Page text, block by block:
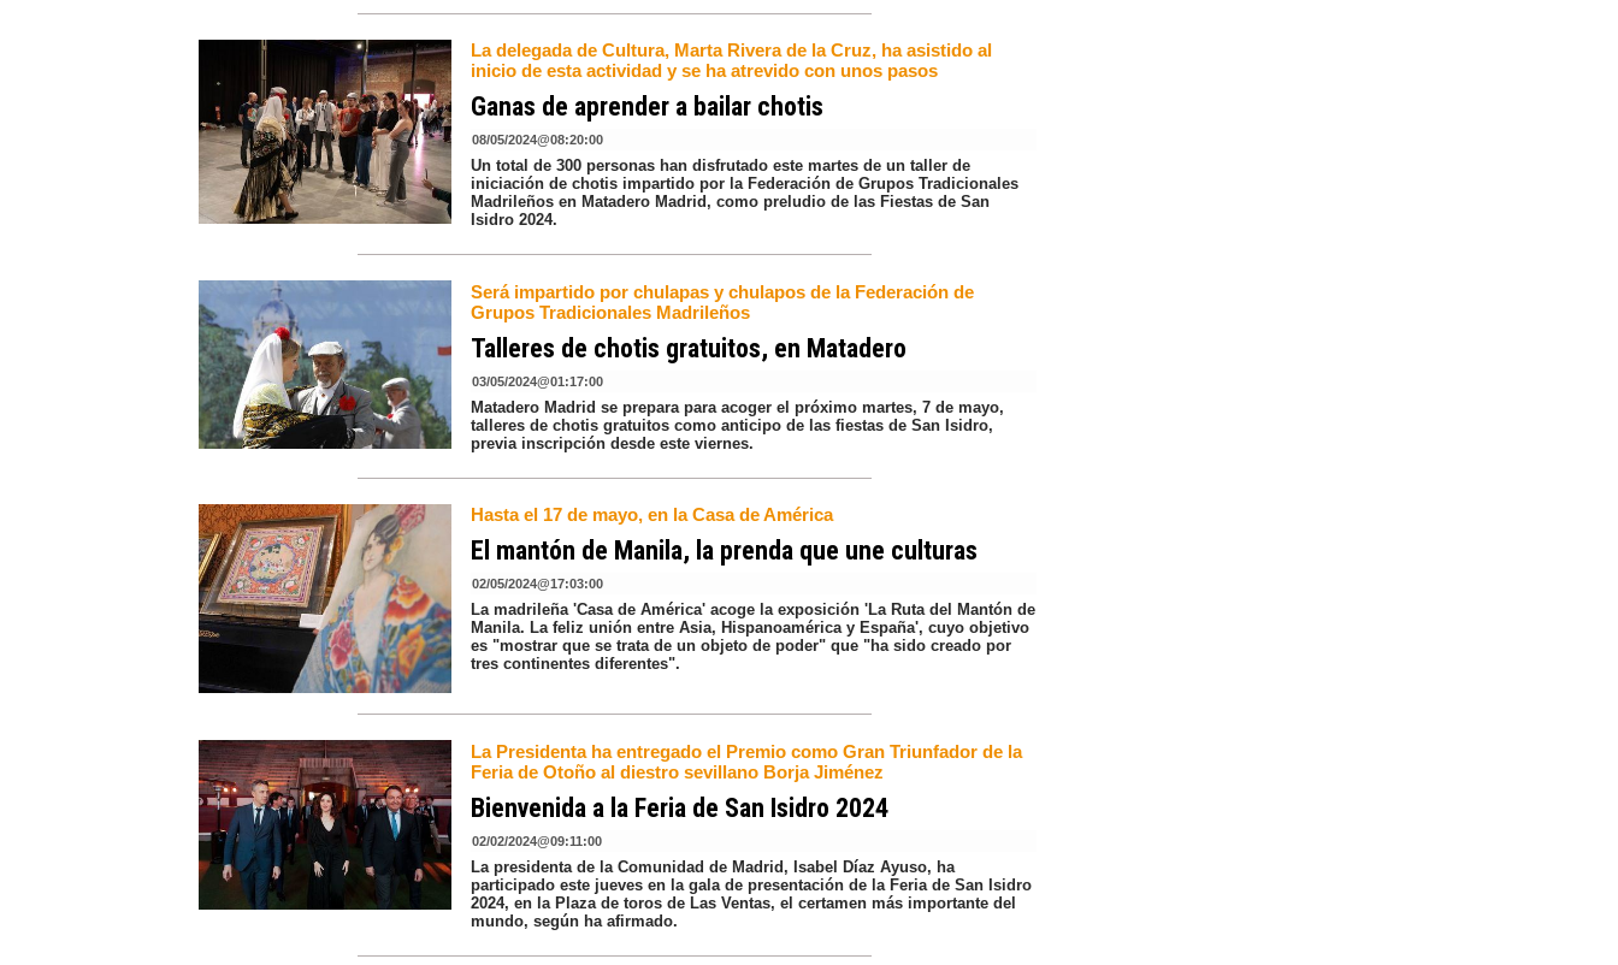
La delegada de Cultura, Marta Rivera de la Cruz, ha asistido al
inicio de esta actividad y se ha atrevido con unos pasos
Ganas de aprender a bailar chotis
08/05/2024@08:20:00
Un total de 300 personas han disfrutado este martes de un taller de
iniciación de chotis impartido por la Federación de Grupos Tradicionales
Madrileños en Matadero Madrid, como preludio de las Fiestas de San
Isidro 2024.
Será impartido por chulapas y chulapos de la Federación de
Grupos Tradicionales Madrileños
Talleres de chotis gratuitos, en Matadero
03/05/2024@01:17:00
Matadero Madrid se prepara para acoger el próximo martes, 7 de mayo,
talleres de chotis gratuitos como anticipo de las fiestas de San Isidro,
previa inscripción desde este viernes.
Hasta el 17 de mayo, en la Casa de América
El mantón de Manila, la prenda que une culturas
02/05/2024@17:03:00
La madrileña 'Casa de América' acoge la exposición 'La Ruta del Mantón de
Manila. La feliz unión entre Asia, Hispanoamérica y España', cuyo objetivo
es "mostrar que se trata de un objeto de poder" que "ha sido creado por
tres continentes diferentes".
La Presidenta ha entregado el Premio como Gran Triunfador de la
Feria de Otoño al diestro sevillano Borja Jiménez
Bienvenida a la Feria de San Isidro 2024
02/02/2024@09:11:00
La presidenta de la Comunidad de Madrid, Isabel Díaz Ayuso, ha
participado este jueves en la gala de presentación de la Feria de San Isidro
2024, en la Plaza de toros de Las Ventas, el certamen más importante del
mundo, según ha afirmado.